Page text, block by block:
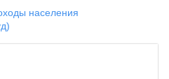
населения